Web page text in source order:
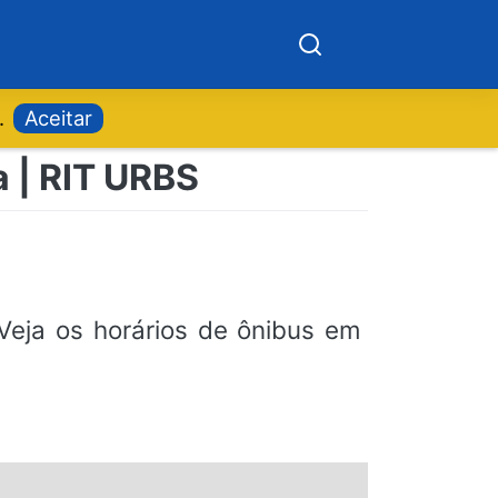
. Aceitar
RIT URBS
os horários de ônibus em